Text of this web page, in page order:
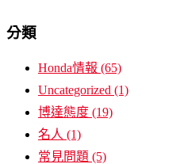
分類
Honda情報 (65)
Uncategorized (1)
博達態度 (19)
名人 (1)
常見問題 (5)